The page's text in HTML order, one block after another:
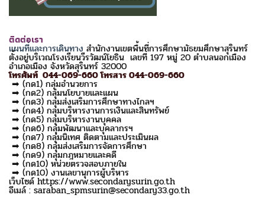
ติดต่อเรา
แผนที่และการเดินทาง สำนักงานเขตพื้นที่การศึกษามัธยมศึกษาสุรินทร์
ตั้งอยู่บริเวณโรงเรียนวีรวัฒน์โยธิน เลขที่ 197 หมู่ 20 ตำบลนอกเมือง
อำเภอเมือง จังหวัดสุรินทร์ 32000
โทรศัพท์ 044-069-660 โทรสาร 044-069-660
➡ (กด1) กลุ่มอำนวยการ
➡ (กด2) กลุ่มนโยบายและแผน
➡ (กด3) กลุ่มส่งเสริมการศึกษาทางไกลฯ
➡ (กด4) กลุ่มบริหารงานการเงินและสินทรัพย์
➡ (กด5) กลุ่มบริหารงานบุคคล
➡ (กด6) กลุ่มพัฒนาและบุคลากรฯ
➡ (กด7) กลุ่มนิเทศ ติดตามและประเมินผล
➡ (กด8) กลุ่มส่งเสริมการจัดการศึกษา
➡ (กด9) กลุ่มกฎหมายและคดี
➡ (กด10) หน่วยตรวจสอบภายใน
➡ (กด10) งานเลขานุการผู้บริหาร
เว็บไซด์ https://www.secondarysurin.go.th
อีเมล์ : saraban_spmsurin@secondary33.go.th